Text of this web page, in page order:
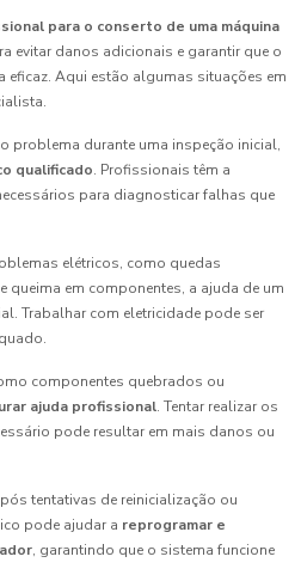
para o conserto de uma máquina
evitar danos adicionais e garantir que o
eficaz. Aqui estão algumas situações em
problema durante uma inspeção inicial,
qualificado. Profissionais têm a
para diagnosticar falhas que
elétricos, como quedas
queima em componentes, a ajuda de um
Trabalhar com eletricidade pode ser
componentes quebrados ou
ajuda profissional. Tentar realizar os
pode resultar em mais danos ou
tentativas de reinicialização ou
pode ajudar a reprogramar e
, garantindo que o sistema funcione